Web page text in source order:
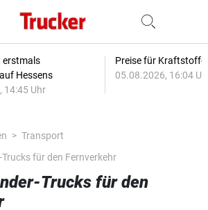
erstmals
Hessens
14:45 Uhr
Preise für
05.08.2026, 16:04
Transport
für den Fernverkehr
Trucks für den